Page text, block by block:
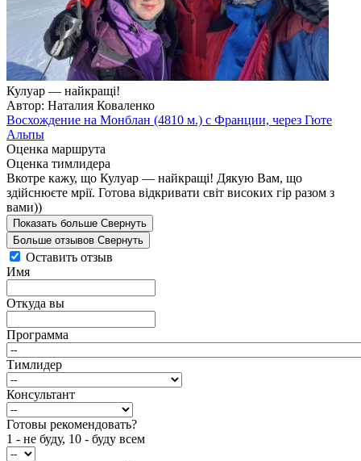
Кулуар — найкращі!
Автор: Наталия Коваленко
Восхождение на Монблан (4810 м.) с Франции, через Гюте
Альпы
Оценка маршрута
Оценка тимлидера
Вкотре кажу, що Кулуар — найкращі! Дякую Вам, що
здійснюєте мрії. Готова відкривати світ високих гір разом з
вами))
Показать больше Свернуть
Больше отзывов Свернуть
Оставить отзыв
Имя
Откуда вы
Программа
Тимлидер
Консультант
Готовы рекомендовать?
1 - не буду, 10 - буду всем